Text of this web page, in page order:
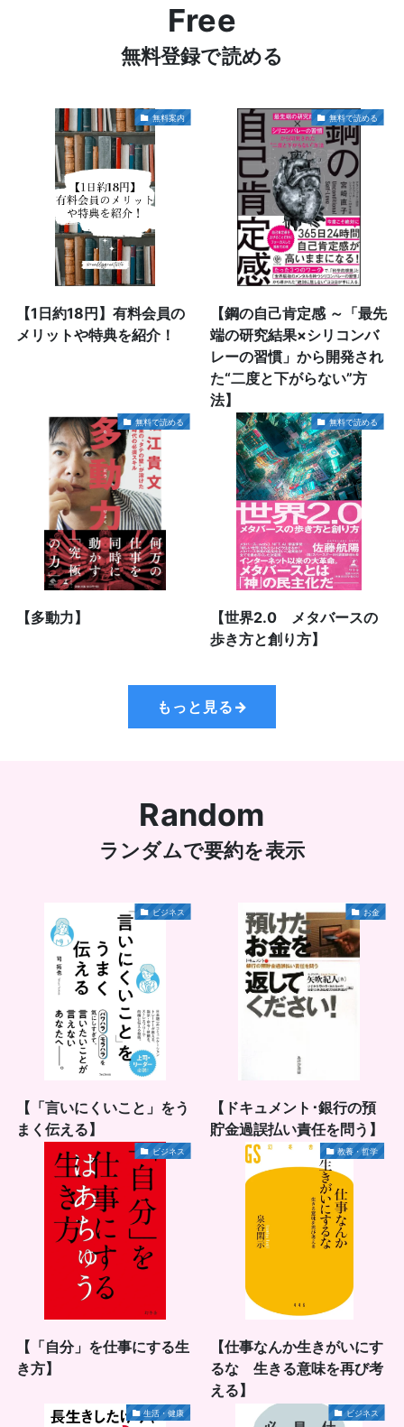
Free
無料登録で読める
無料案内
【1日約18円】有料会員の
メリットや特典を紹介！
無料で読める
【鋼の自己肯定感 ～「最先
端の研究結果×シリコンバ
レーの習慣」から開発され
た“二度と下がらない”方
法】
無料で読める
【多動力】
無料で読める
【世界2.0 メタバースの
歩き方と創り方】
もっと見る→
Random
ランダムで要約を表示
ビジネス
【「言いにくいこと」をう
まく伝える】
お金
【ドキュメント･銀行の預
貯金過誤払い責任を問う】
ビジネス
【「自分」を仕事にする生
き方】
教養・哲学
【仕事なんか生きがいにす
るな 生きる意味を再び考
える】
生活・健康 ビジネス